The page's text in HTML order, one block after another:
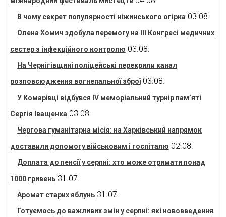
В чому секрет популярності ніжинського огірка 03.08.
Олена Хомич здобула перемогу на ІІІ Конгресі медичних
сестер з інфекційного контролю 03.08.
На Чернігівщині поліцейські перекрили канал
розповсюдження вогнепальної зброї 03.08.
У Комарівці відбувся IV меморіальний турнір пам’яті
Сергія Іващенка 03.08.
Чергова гуманітарна місія: на Харківський напрямок
доставили допомогу військовим і госпіталю 02.08.
Доплата до пенсії у серпні: хто може отримати понад
1000 гривень 31.07.
Аромат старих яблунь 31.07.
Готуємось до важливих змін у серпні: які нововведення